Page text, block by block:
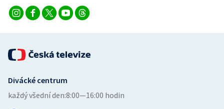
Divácké centrum
každý všední den:8:00—16:00 hodin